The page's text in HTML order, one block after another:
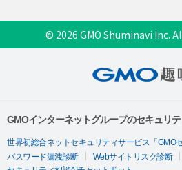
© 2026 GMO Shuminavi Inc.